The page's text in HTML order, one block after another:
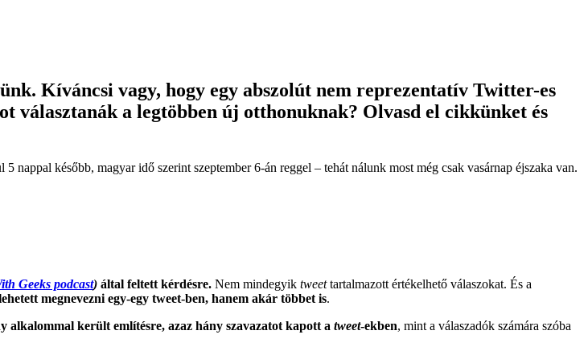
Kíváncsi vagy, hogy egy abszolút nem reprezentatív Twitter-es
választanák a legtöbben új otthonuknak? Olvasd el cikkünket és
nappal később, magyar idő szerint szeptember 6-án reggel – tehát nálunk most még csak vasárnap éjszaka van.
Geeks podcast) által feltett kérdésre. Nem mindegyik tweettartalmazott értékelhető válaszokat. És a
megnevezni egy-egy tweet-ben, hanem akár többet is.
alkalommal került említésre, azaz hány szavazatot kapott a tweet-ekben, mint a válaszadók számára szóba